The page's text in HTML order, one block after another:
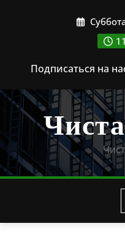
Подписаться на